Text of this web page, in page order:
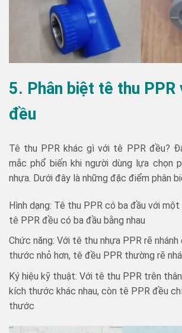
5. Phân biệt tê thu PPR
đều
Tê thu PPR khác gì với tê PPR đều?
mắc phổ biến khi người dùng lựa chọn
nhựa. Dưới đây là những đặc điểm phân
Hình dạng: Tê thu PPR có ba đầu với một
tê PPR đều có ba đầu bằng nhau
Chức năng: Với tê thu nhựa PPR rẽ
thước nhỏ hơn, tê đều PPR thường rẽ
Ký hiệu kỹ thuật: Với tê thu PPR trên
kích thước khác nhau, còn tê PPR đều
thước